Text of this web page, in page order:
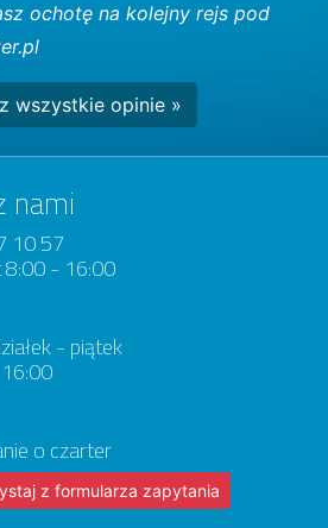
ochotę na kolejny rejs pod
wszystkie opinie »
nami
10 57
8:00 - 16:00
- piątek
o czarter
z formularza zapytania